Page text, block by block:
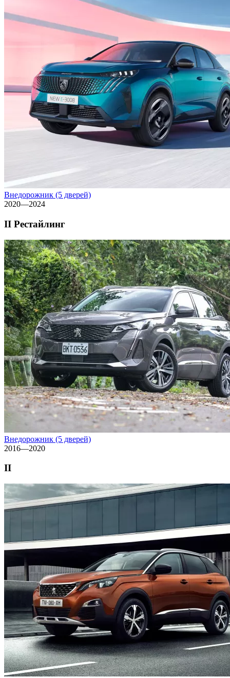
Внедорожник (5 дверей)
2020—2024
II Рестайлинг
Внедорожник (5 дверей)
2016—2020
II